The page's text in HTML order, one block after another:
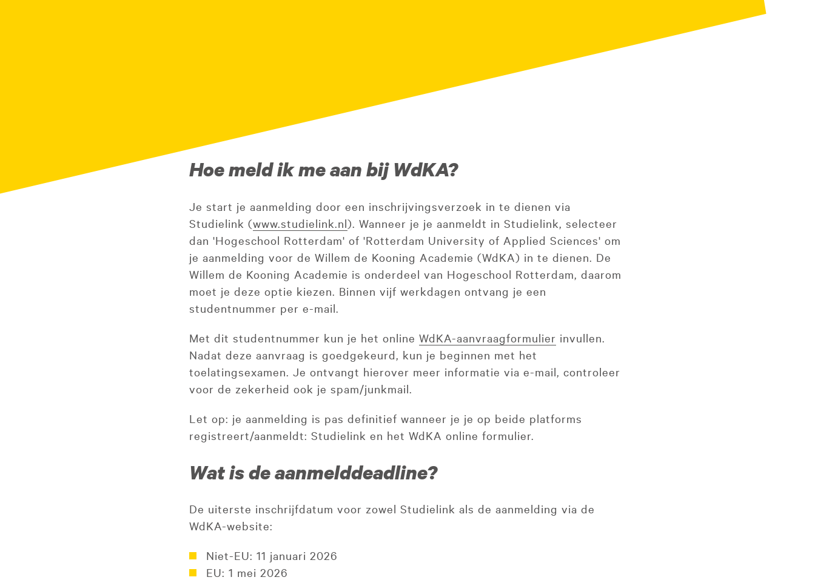
Hoe meld ik me aan bij WdKA?
Je start je aanmelding door een inschrijvingsverzoek in te dienen via
Studielink (www.studielink.nl). Wanneer je je aanmeldt in Studielink, selecteer
dan 'Hogeschool Rotterdam' of 'Rotterdam University of Applied Sciences' om
je aanmelding voor de Willem de Kooning Academie (WdKA) in te dienen. De
Willem de Kooning Academie is onderdeel van Hogeschool Rotterdam, daarom
moet je deze optie kiezen. Binnen vijf werkdagen ontvang je een
studentnummer per e-mail.
Met dit studentnummer kun je het online WdKA-aanvraagformulier invullen.
Nadat deze aanvraag is goedgekeurd, kun je beginnen met het
toelatingsexamen. Je ontvangt hierover meer informatie via e-mail, controleer
voor de zekerheid ook je spam/junkmail.
Let op: je aanmelding is pas definitief wanneer je je op beide platforms
registreert/aanmeldt: Studielink en het WdKA online formulier.
Wat is de aanmelddeadline?
De uiterste inschrijfdatum voor zowel Studielink als de aanmelding via de
WdKA-website:
Niet-EU: 11 januari 2026
EU: 1 mei 2026